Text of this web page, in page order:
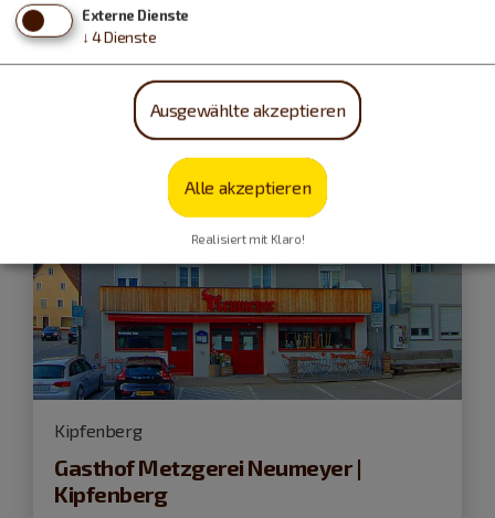
geöffnetbis 0 Uhr
Kipfenberg
Gasthof Metzgerei Neumeyer |
Kipfenberg
Externe Dienste
↓ 4Dienste
Ausgewählte akzeptieren
Alle akzeptieren
Realisiert mit Klaro!